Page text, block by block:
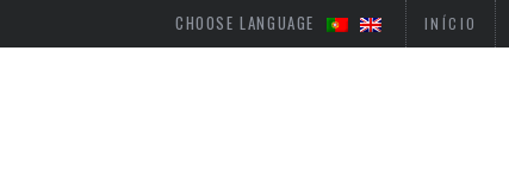
CHOOSE LANGUAGE INÍCIO